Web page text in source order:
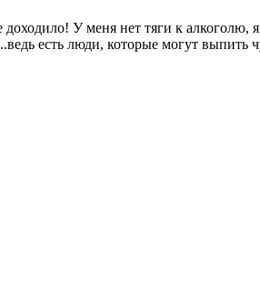
У меня нет тяги к алкоголю,
есть люди, которые могут выпить